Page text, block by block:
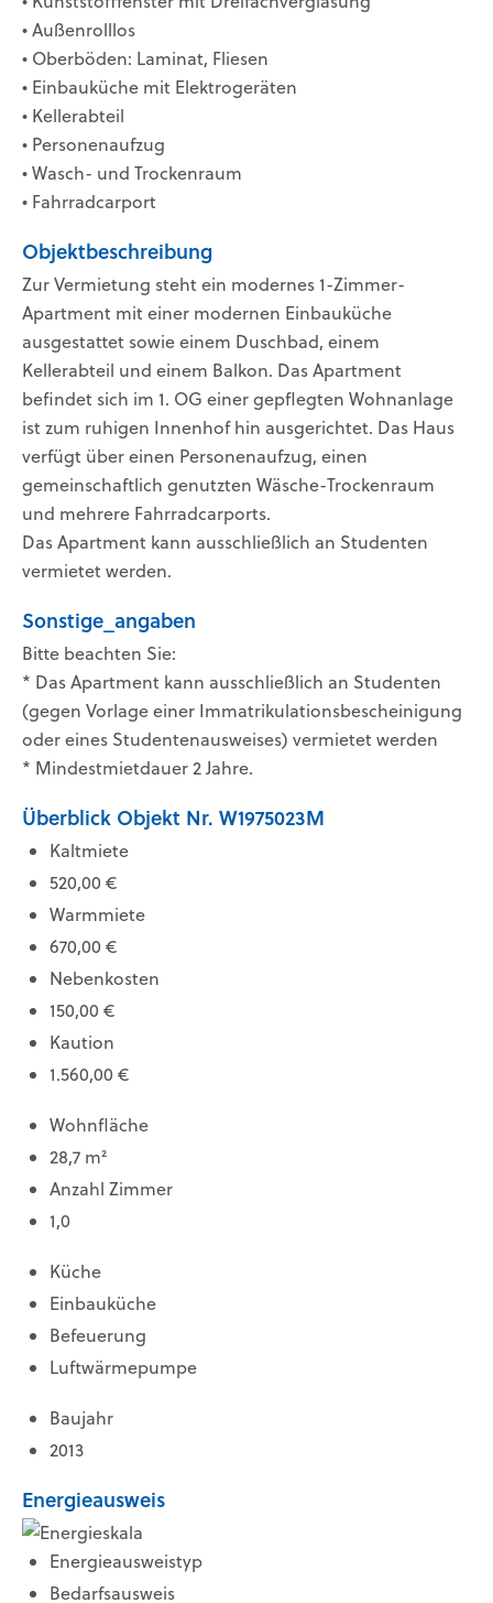
• Außenrolllos
• Oberböden: Laminat, Fliesen
• Einbauküche mit Elektrogeräten
• Kellerabteil
• Personenaufzug
• Wasch- und Trockenraum
• Fahrradcarport
Objektbeschreibung
Zur Vermietung steht ein modernes 1-Zimmer-
Apartment mit einer modernen Einbauküche
ausgestattet sowie einem Duschbad, einem
Kellerabteil und einem Balkon. Das Apartment
befindet sich im 1. OG einer gepflegten Wohnanlage
ist zum ruhigen Innenhof hin ausgerichtet. Das Haus
verfügt über einen Personenaufzug, einen
gemeinschaftlich genutzten Wäsche-Trockenraum
und mehrere Fahrradcarports.
Das Apartment kann ausschließlich an Studenten
vermietet werden.
Sonstige_angaben
Bitte beachten Sie:
* Das Apartment kann ausschließlich an Studenten
(gegen Vorlage einer Immatrikulationsbescheinigung
oder eines Studentenausweises) vermietet werden
* Mindestmietdauer 2 Jahre.
Überblick Objekt Nr. W1975023M
Kaltmiete
520,00 €
Warmmiete
670,00 €
Nebenkosten
150,00 €
Kaution
1.560,00 €
Wohnfläche
28,7 m²
Anzahl Zimmer
1,0
Küche
Einbauküche
Befeuerung
Luftwärmepumpe
Baujahr
2013
Energieausweis
Energieausweistyp
Bedarfsausweis